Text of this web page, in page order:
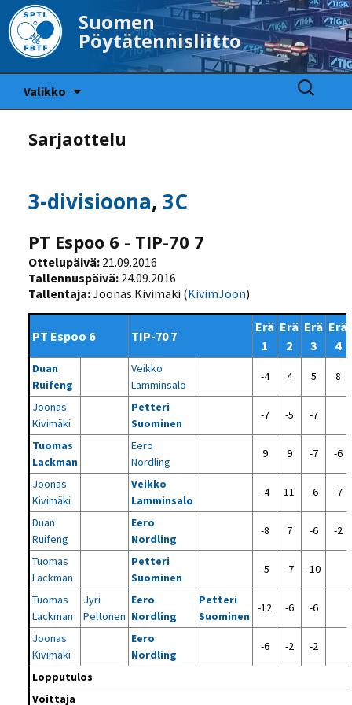
Suomen
Pöytätennisliitto
Valikko
Haku:
Sarjaottelu
3-divisioona,3C
PT Espoo 6 - TIP-70 7
Ottelupäivä: 21.09.2016
Tallennuspäivä: 24.09.2016
Tallentaja:Joonas Kivimäki (KivimJoon)
PT Espoo 6 TIP-70 7
Erä
1
Erä
2
Erä
3
Erä
4
Duan
Ruifeng
Veikko
Lamminsalo
-4 4 5 8
Joonas
Kivimäki
Petteri
Suominen
-7 -5 -7
Tuomas
Lackman
Eero
Nordling
9 9 -7 -6
Joonas
Kivimäki
Veikko
Lamminsalo
-4 11 -6 -7
Duan
Ruifeng
Eero
Nordling
-8 7 -6 -2
Tuomas
Lackman
Petteri
Suominen
-5 -7 -10
Tuomas
Lackman
Jyri
Peltonen
Eero
Nordling
Petteri
Suominen
-12 -6 -6
Joonas
Kivimäki
Eero
Nordling
-6 -2 -2
Lopputulos
Voittaja